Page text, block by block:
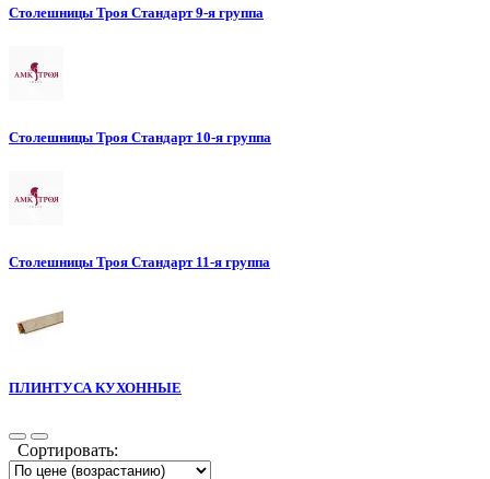
Столешницы Троя Стандарт 9-я группа
Столешницы Троя Стандарт 10-я группа
Столешницы Троя Стандарт 11-я группа
ПЛИНТУСА КУХОННЫЕ
Сортировать: